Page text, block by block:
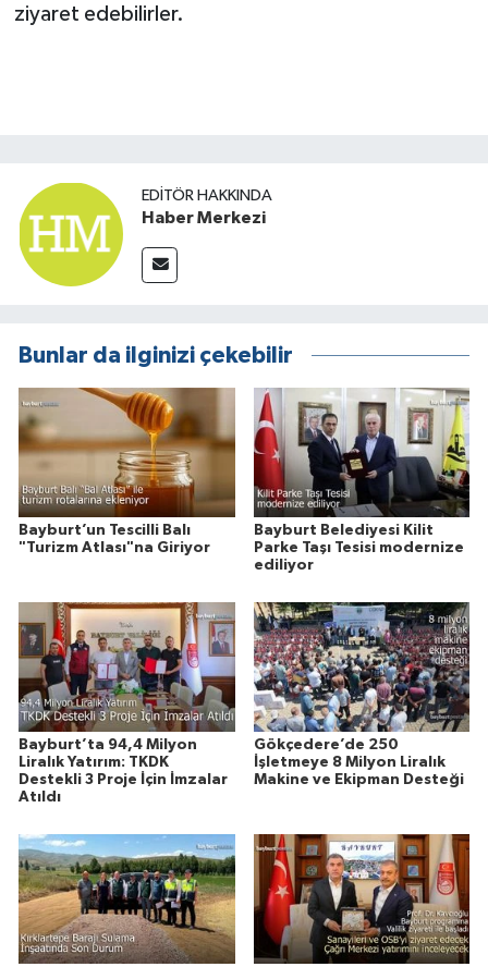
ziyaret edebilirler.
EDITÖR HAKKINDA
Haber Merkezi
Bunlar da ilginizi çekebilir
Bayburt’un Tescilli Balı
"Turizm Atlası"na Giriyor
Bayburt Belediyesi Kilit
Parke Taşı Tesisi modernize
ediliyor
Bayburt’ta 94,4 Milyon
Liralık Yatırım: TKDK
Destekli 3 Proje İçin İmzalar
Atıldı
Gökçedere’de 250
İşletmeye 8 Milyon Liralık
Makine ve Ekipman Desteği